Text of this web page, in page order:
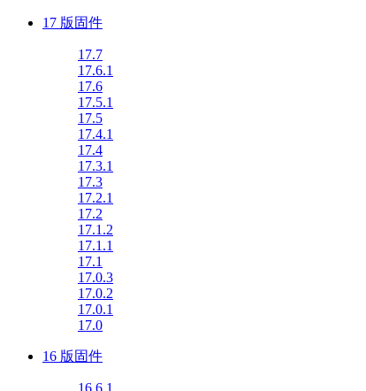
17 版固件
17.7
17.6.1
17.6
17.5.1
17.5
17.4.1
17.4
17.3.1
17.3
17.2.1
17.2
17.1.2
17.1.1
17.1
17.0.3
17.0.2
17.0.1
17.0
16 版固件
16.6.1